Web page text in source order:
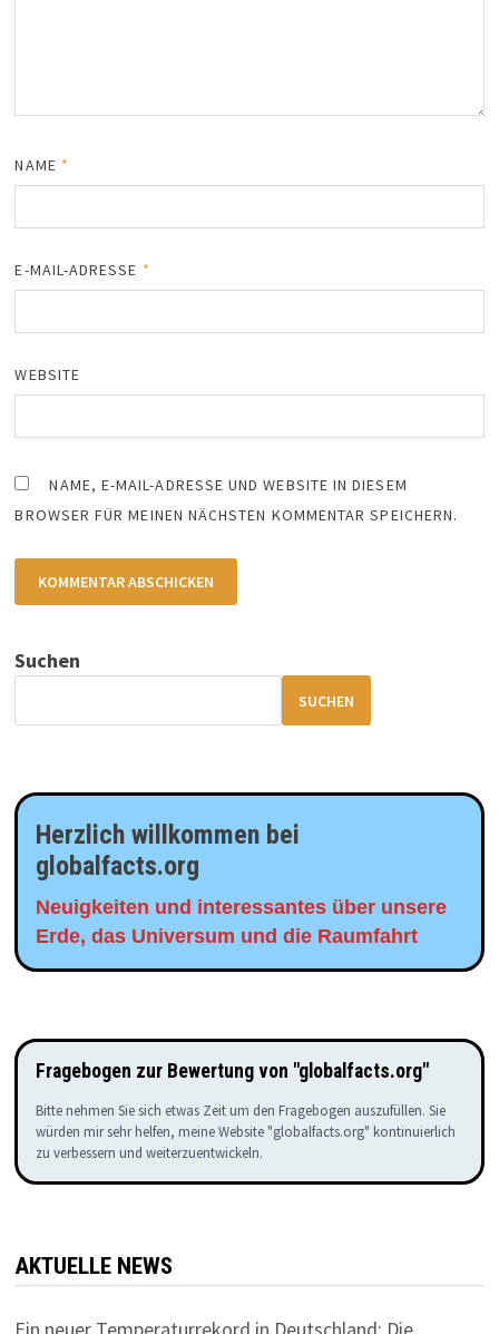
NAME *
E-MAIL-ADRESSE *
WEBSITE
NAME, E-MAIL-ADRESSE UND WEBSITE IN DIESEM
BROWSER FÜR MEINEN NÄCHSTEN KOMMENTAR SPEICHERN.
Suchen
SUCHEN
Herzlich willkommen bei
globalfacts.org
Neuigkeiten und interessantes über unsere
Erde, das Universum und die Raumfahrt
Fragebogen zur Bewertung von "globalfacts.org"
Bitte nehmen Sie sich etwas Zeit um den Fragebogen auszufüllen. Sie
würden mir sehr helfen, meine Website "globalfacts.org" kontinuierlich
zu verbessern und weiterzuentwickeln.
AKTUELLE NEWS
Ein neuer Temperaturrekord in Deutschland: Die